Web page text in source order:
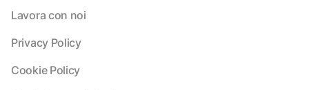
Lavora con noi
Privacy Policy
Cookie Policy